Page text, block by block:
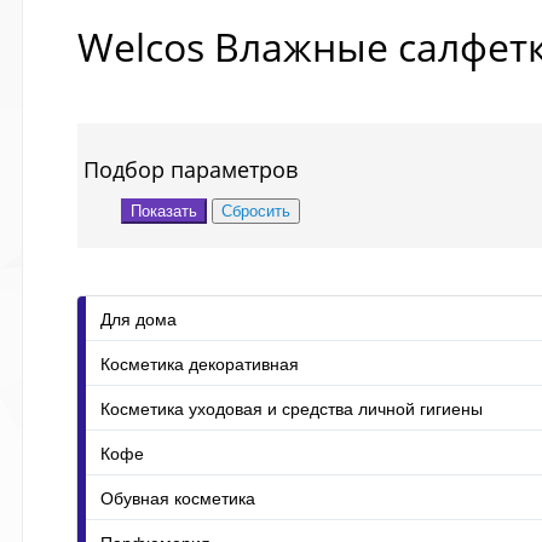
Welcos Влажные
Подбор параметров
Для дома
Косметика декоративная
Косметика уходовая и средства личной гигиены
Кофе
Обувная косметика